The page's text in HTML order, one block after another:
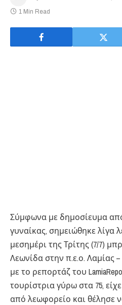
1 Min Read
Σύμφωνα με δημοσίευμα
γυναίκας, σημειώθηκε λίγα
μεσημέρι της Τρίτης (7/7)
Λεωνίδα στην π.ε.ο.
με το ρεπορτάζ του
τουρίστρια γύρω στα 75,
από λεωφορείο και θέλησε